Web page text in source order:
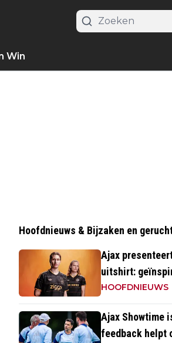
Win
Hoofdnieuws & Bijzaken en
Ajax
uitshirt:
momenten uit
HOOFDNIEUWS
Ajax Showtime
feedback helpt